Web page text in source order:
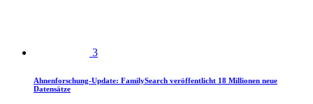
3
Ahnenforschung-Update: FamilySearch veröffentlicht 18 Millionen neue
Datensätze